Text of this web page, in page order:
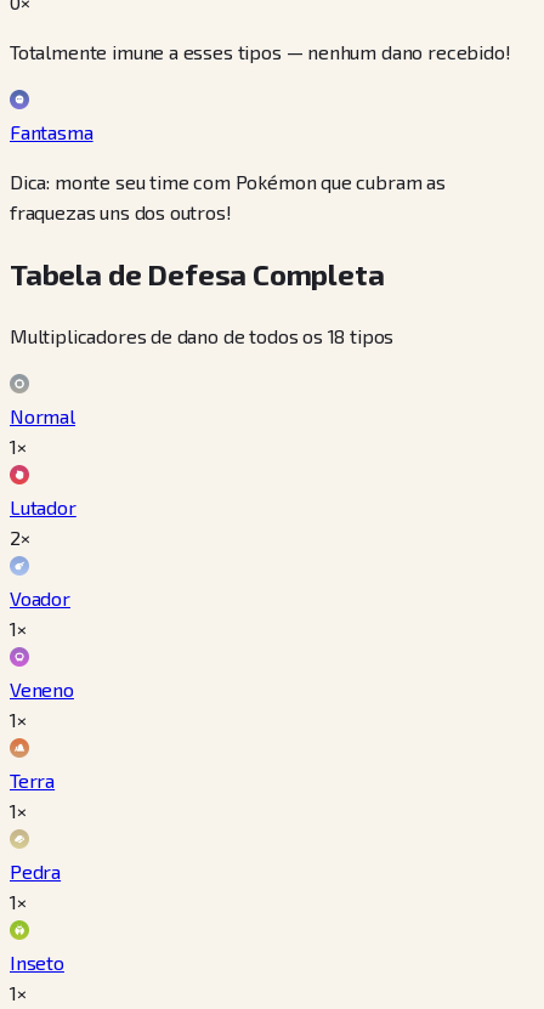
Totalmente imune a esses tipos — nenhum dano recebido!
Fantasma
Dica: monte seu time com Pokémon que cubram as
fraquezas uns dos outros!
Tabela de Defesa Completa
Multiplicadores de dano de todos os 18 tipos
Normal
1×
Lutador
2×
Voador
1×
Veneno
1×
Terra
1×
Pedra
1×
Inseto
1×